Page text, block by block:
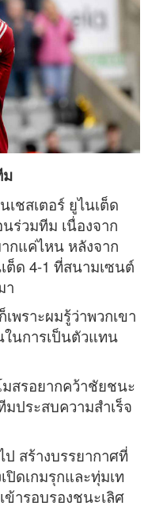
ม
ชสเตอร์ ยูไนเต็ด
ร่วมทีม เนื่องจาก
กแค่ไหน หลังจาก
ต็ด 4-1 ที่สนามเซนต์
า
พราะผมรู้ว่าพวกเขา
นการเป็นตัวแทน
สรอยากคว้าชัยชนะ
มประสบความสำเร็จ
สร้างบรรยากาศที่
ปิดเกมรุกและทุ่มเท
ข้ารอบรองชนะเลิศ